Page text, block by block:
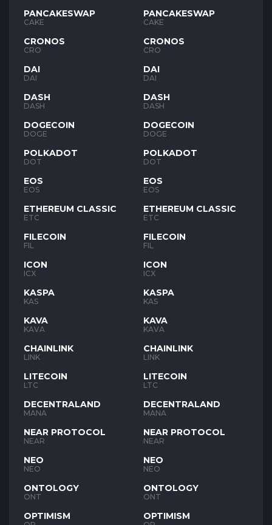
PANCAKESWAP
CAKE
CRONOS
CRO
DAI
DAI
DASH
DASH
DOGECOIN
DOGE
POLKADOT
DOT
EOS
EOS
ETHEREUM CLASSIC
ETC
FILECOIN
FIL
ICON
ICX
KASPA
KAS
KAVA
KAVA
CHAINLINK
LINK
LITECOIN
LTC
DECENTRALAND
MANA
NEAR PROTOCOL
NEAR
NEO
NEO
ONTOLOGY
ONT
OPTIMISM
PANCAKESWAP
CAKE
CRONOS
CRO
DAI
DAI
DASH
DASH
DOGECOIN
DOGE
POLKADOT
DOT
EOS
EOS
ETHEREUM CLASSIC
ETC
FILECOIN
FIL
ICON
ICX
KASPA
KAS
KAVA
KAVA
CHAINLINK
LINK
LITECOIN
LTC
DECENTRALAND
MANA
NEAR PROTOCOL
NEAR
NEO
NEO
ONTOLOGY
ONT
OPTIMISM